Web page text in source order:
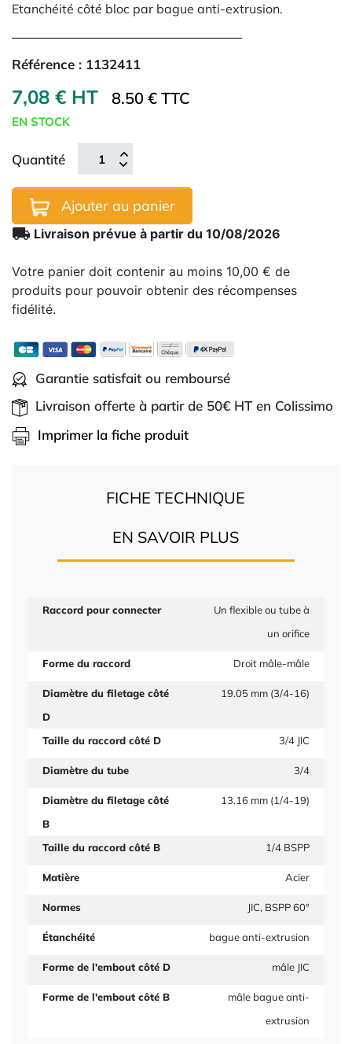
Etanchéité côté bloc par bague anti-extrusion.
Référence : 1132411
7,08 € HT 8.50 € TTC
EN STOCK
Quantité
Ajouter au panier
local_shipping Livraison prévue à partir du 10/08/2026
Votre panier doit contenir au moins 10,00 € de
produits pour pouvoir obtenir des récompenses
fidélité.
Garantie satisfait ou remboursé
Livraison offerte à partir de 50€ HT en Colissimo
Imprimer la fiche produit
FICHE TECHNIQUE
EN SAVOIR PLUS
Raccord pour connecter
Un flexible ou tube à
un orifice
Forme du raccord Droit mâle-mâle
Diamètre du filetage côté
D
19.05 mm (3/4-16)
Taille du raccord côté D 3/4 JIC
Diamètre du tube 3/4
Diamètre du filetage côté
B
13.16 mm (1/4-19)
Taille du raccord côté B 1/4 BSPP
Matière Acier
Normes JIC, BSPP 60°
Étanchéité bague anti-extrusion
Forme de l'embout côté D mâle JIC
Forme de l'embout côté B
mâle bague anti-
extrusion